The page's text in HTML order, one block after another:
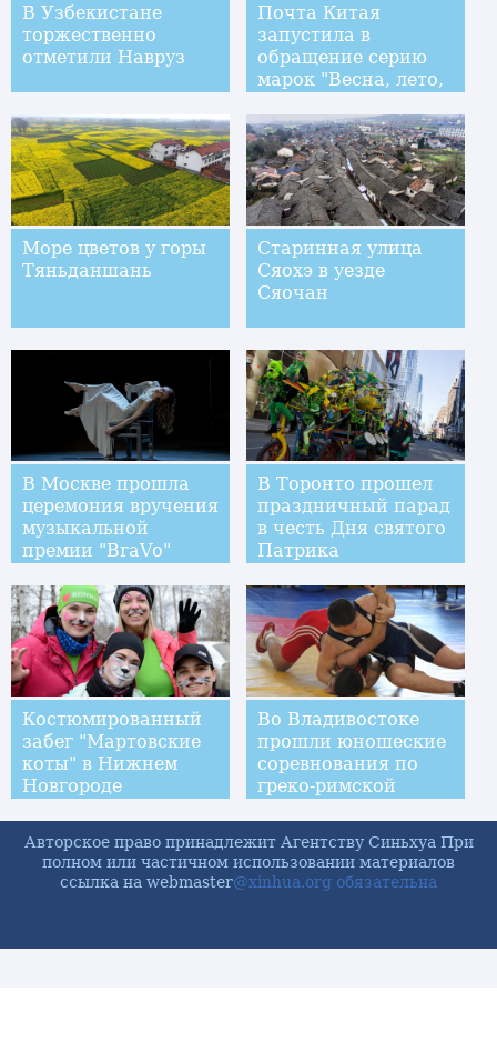
В Узбекистане
торжественно
отметили Навруз
Почта Китая
запустила в
обращение серию
марок "Весна, лето,
Море цветов у горы
Тяньданшань
Старинная улица
Сяохэ в уезде
Сяочан
В Москве прошла
церемония вручения
музыкальной
премии "BraVo"
В Торонто прошел
праздничный парад
в честь Дня святого
Патрика
Костюмированный
забег "Мартовские
коты" в Нижнем
Новгороде
Во Владивостоке
прошли юношеские
соревнования по
греко-римской
Авторское право принадлежит Агентству Синьхуа При
полном или частичном использовании материалов
ссылка на webmaster@xinhua.org обязательна